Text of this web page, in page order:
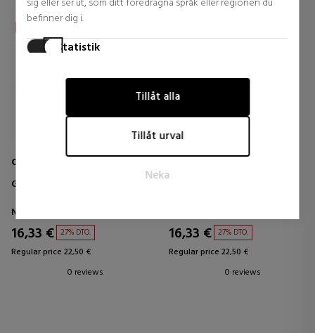
befinner dig i.
Statistik
besökare interagerar med webbplatser genom att samla in
och rapportera information anonymt.
webbplatser. Avsikten är att visa annonser som är relevanta
och engagerande för den enskilda användaren och därmed
Tillåt alla
Tillåt urval
Neka
O.P.I
GEL-LIKE TOP COAT
Nagellack
16,33 € 27% DTO.
Regular price 22,50 €
0 reviews
O.P.I
ALWAYS WITHIN PEACH
16,33 € 27% DTO.
Regular price 22,50 €
0 reviews